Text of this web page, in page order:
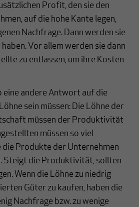
Profit, den sie den
auf die hohe Kante legen,
Nachfrage. Dann werden sie
Vor allem werden sie dann
zu entlassen, um ihre Kosten
eine andere Antwort auf die
sein müssen: Die Löhne der
müssen der Produktivität
müssen so viel
die Produkte der Unternehmen
Steigt die Produktivität, sollten
Wenn die Löhne zu niedrig
Güter zu kaufen, haben die
Nachfrage bzw. zu wenige